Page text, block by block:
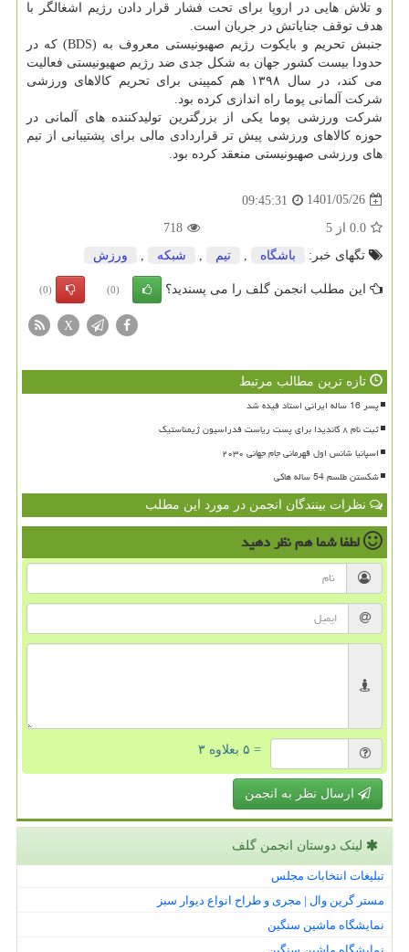
و تلاش هایی در اروپا برای تحت فشار قرار دادن رژیم اشغالگر با
هدف توقف جنایاتش در جریان است.
جنبش تحریم و بایکوت رژیم صهیونیستی معروف به (BDS) که در
حدودا بیست کشور جهان به شکل جدی ضد رژیم صهیونیستی فعالیت
می کند، در سال ۱۳۹۸ هم کمپینی برای تحریم کالاهای ورزشی
شرکت آلمانی پوما راه اندازی کرده بود.
شرکت ورزشی پوما یکی از بزرگترین تولیدکننده های آلمانی در
حوزه کالاهای ورزشی پیش تر قراردادی مالی برای پشتیبانی از تیم
های ورزشی صهیونیستی منعقد کرده بود.
1401/05/26
09:45:31
0.0 از 5
718
تگهای خبر:
باشگاه تیم شبكه ورزش
این مطلب انجمن گلف را می پسندید؟ (0)
(0)
X
تازه ترین مطالب مرتبط
پسر 16 ساله ایرانی استاد فیده شد
ثبت نام ۸ کاندیدا برای پست ریاست فدراسیون ژیمناستیک
اسپانیا شانس اول قهرمانی جام جهانی ۲۰۳۰
شکستن طلسم 54 ساله هاکی
نظرات بینندگان انجمن در مورد این مطلب
لطفا شما همنظر دهید
= ۵ بعلاوه ۳
ارسال نظر به انجمن
لینک دوستان انجمن گلف
تبلیغات انتخابات مجلس
مستر گرین وال | مجری و طراح انواع دیوار سبز
نمایشگاه ماشین سنگین